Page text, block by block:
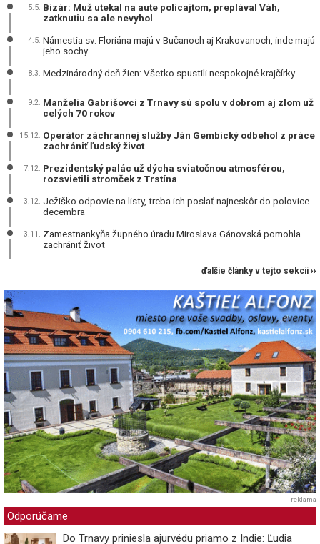
5.5. Bizár: Muž utekal na aute policajtom, preplával Váh,
zatknutiu sa ale nevyhol
4.5. Námestia sv. Floriána majú v Bučanoch aj Krakovanoch, inde majú
jeho sochy
8.3. Medzinárodný deň žien: Všetko spustili nespokojné krajčírky
9.2. Manželia Gabrišovci z Trnavy sú spolu v dobrom aj zlom už
celých 70 rokov
15.12. Operátor záchrannej služby Ján Gembický odbehol z práce
zachrániť ľudský život
7.12. Prezidentský palác už dýcha sviatočnou atmosférou,
rozsvietili stromček z Trstína
3.12. Ježiško odpovie na listy, treba ich poslať najneskôr do polovice
decembra
3.11. Zamestnankyňa župného úradu Miroslava Gánovská pomohla
zachrániť život
ďalšie články v tejto sekcii ››
reklama
Odporúčame
Do Trnavy priniesla ajurvédu priamo z Indie: Ľudia